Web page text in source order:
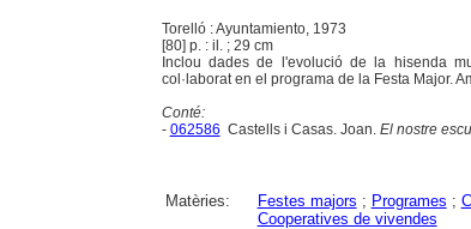
Torelló : Ayuntamiento, 1973
[80] p. : il. ; 29 cm
Inclou dades de l'evolució de la hisenda
col·laborat en el programa de la Festa Major.
Conté:
- 062586 Castells i Casas. Joan. El nostre
Matèries: Festes majors ; Programes ;
Cooperatives de vivendes